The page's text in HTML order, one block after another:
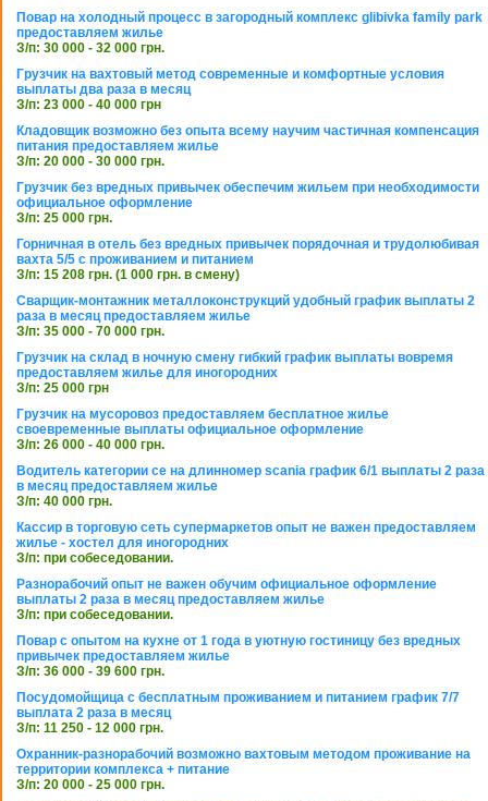
Повар на холодный процесс в загородный комплекс glibivka family park
предоставляем жилье
З/п: 30 000 - 32 000 грн.
Грузчик на вахтовый метод современные и комфортные условия
выплаты два раза в месяц
З/п: 23 000 - 40 000 грн
Кладовщик возможно без опыта всему научим частичная компенсация
питания предоставляем жилье
З/п: 20 000 - 30 000 грн.
Грузчик без вредных привычек обеспечим жильем при необходимости
официальное оформление
З/п: 25 000 грн.
Горничная в отель без вредных привычек порядочная и трудолюбивая
вахта 5/5 с проживанием и питанием
З/п: 15 208 грн. (1 000 грн. в смену)
Сварщик-монтажник металлоконструкций удобный график выплаты 2
раза в месяц предоставляем жилье
З/п: 35 000 - 70 000 грн.
Грузчик на склад в ночную смену гибкий график выплаты вовремя
предоставляем жилье для иногородних
З/п: 25 000 грн
Грузчик на мусоровоз предоставляем бесплатное жилье
своевременные выплаты официальное оформление
З/п: 26 000 - 40 000 грн.
Водитель категории се на длинномер scania график 6/1 выплаты 2 раза
в месяц предоставляем жилье
З/п: 40 000 грн.
Кассир в торговую сеть супермаркетов опыт не важен предоставляем
жилье - хостел для иногородних
З/п: при собеседовании.
Разнорабочий опыт не важен обучим официальное оформление
выплаты 2 раза в месяц предоставляем жилье
З/п: при собеседовании.
Повар с опытом на кухне от 1 года в уютную гостиницу без вредных
привычек предоставляем жилье
З/п: 36 000 - 39 600 грн.
Посудомойщица с бесплатным проживанием и питанием график 7/7
выплата 2 раза в месяц
З/п: 11 250 - 12 000 грн.
Охранник-разнорабочий возможно вахтовым методом проживание на
территории комплекса + питание
З/п: 20 000 - 25 000 грн.